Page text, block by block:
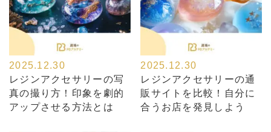
2025.12.30
レジンアクセサリーの写
真の撮り方！印象を劇的
アップさせる方法とは
2025.12.30
レジンアクセサリーの通
販サイトを比較！自分に
合うお店を発見しよう